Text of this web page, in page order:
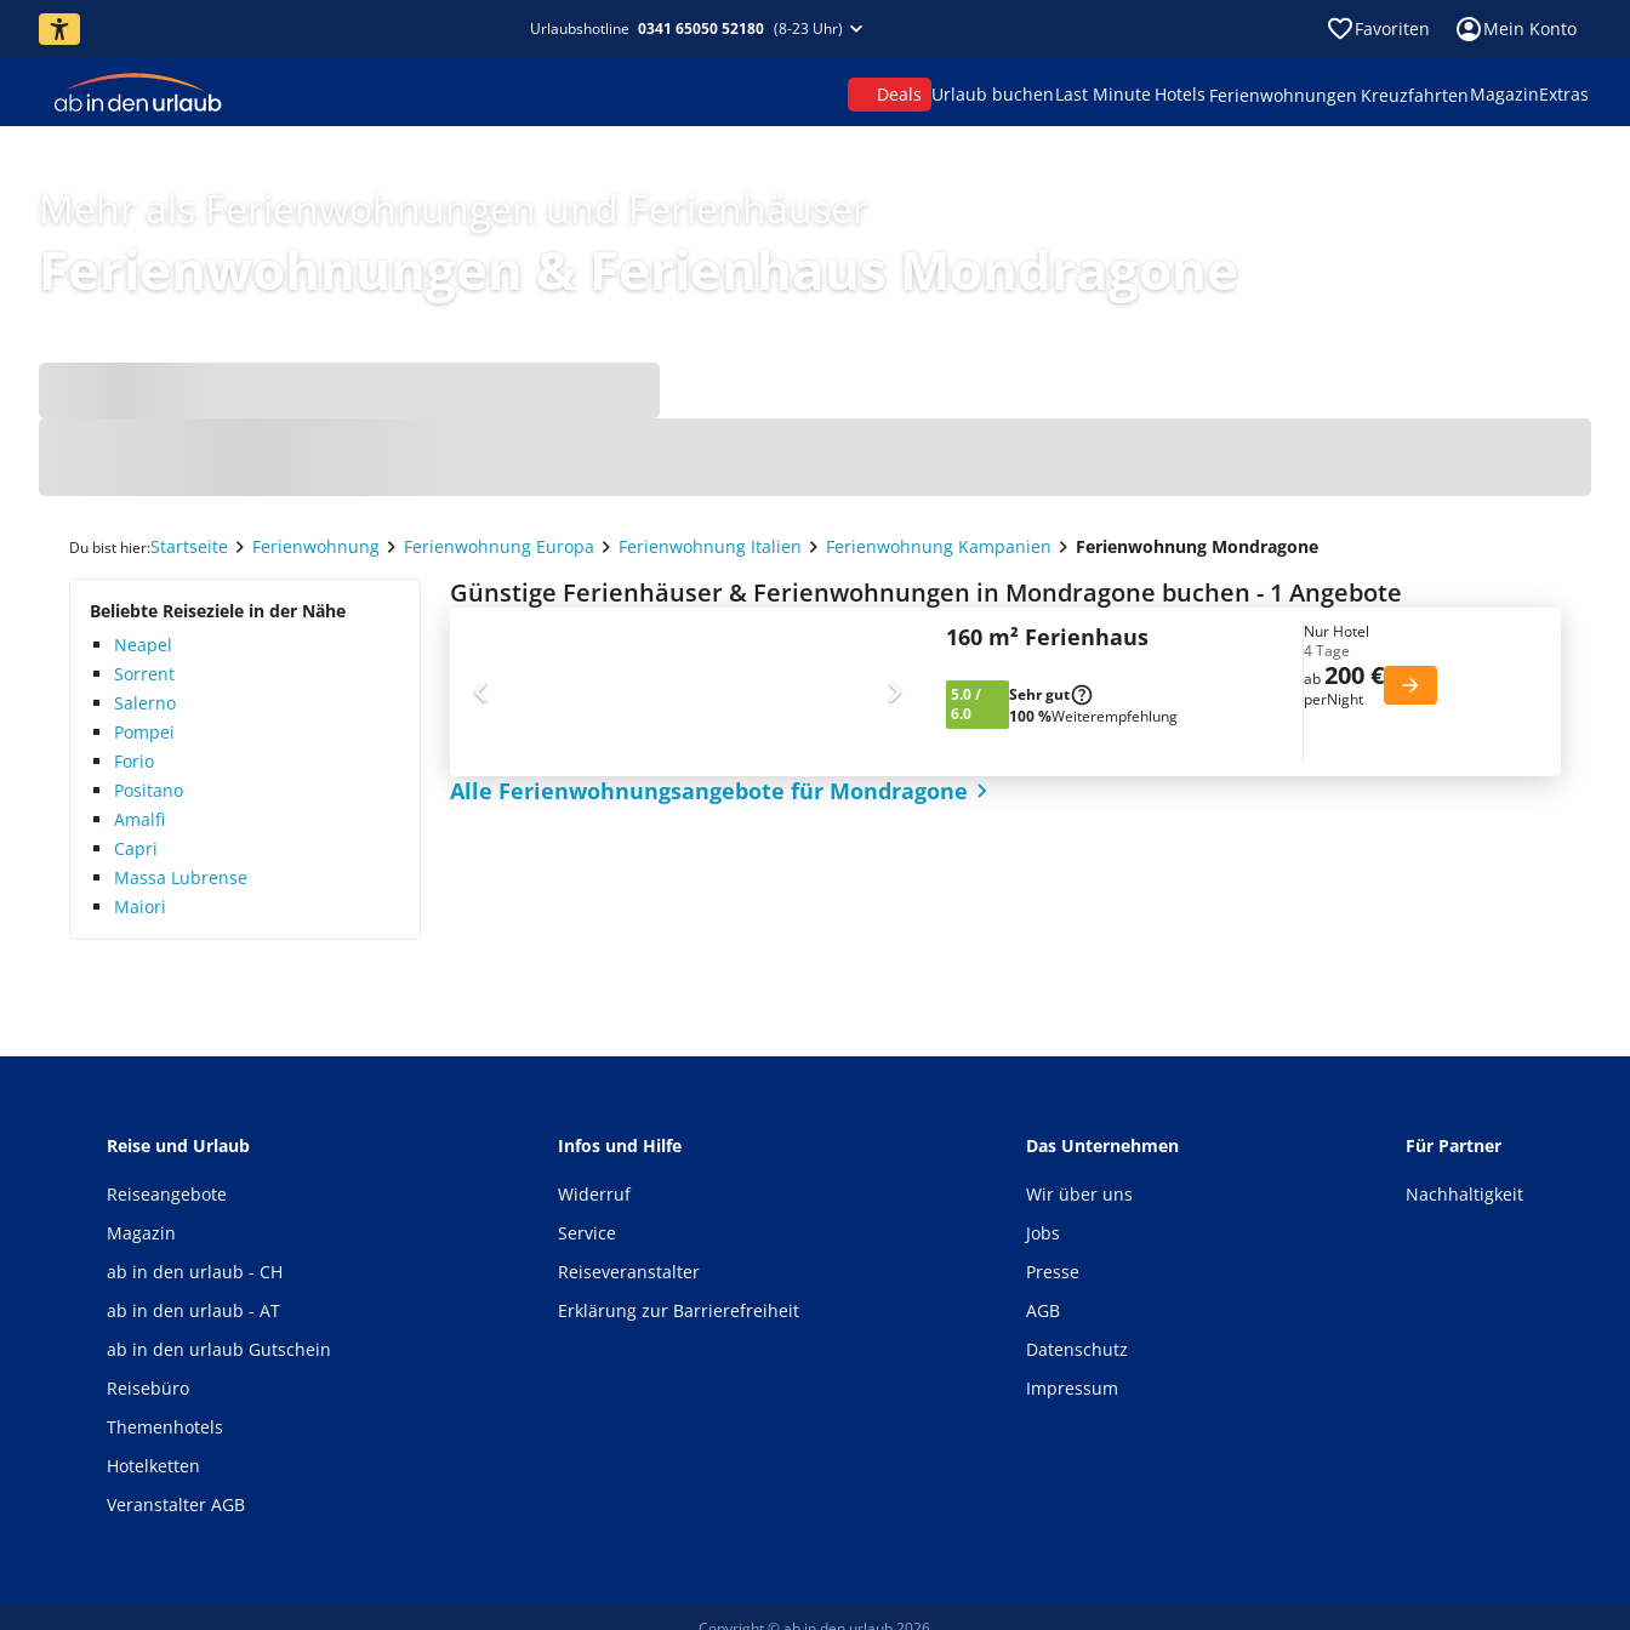
Urlaubshotline 0341 65050 52180 (8-23 Uhr) Favoriten Mein Konto
Deals Urlaub buchenLast Minute Hotels Ferienwohnungen KreuzfahrtenMagazinExtras
Mehr als Ferienwohnungen und Ferienhäuser
Ferienwohnungen & Ferienhaus Mondragone
Du bist hier:Startseite Ferienwohnung Ferienwohnung Europa Ferienwohnung Italien Ferienwohnung Kampanien Ferienwohnung Mondragone
Beliebte Reiseziele in der Nähe
Neapel
Sorrent
Salerno
Pompei
Forio
Positano
Amalfi
Capri
Massa Lubrense
Maiori
Günstige Ferienhäuser & Ferienwohnungen in Mondragone buchen - 1 Angebote
160 m² Ferienhaus
5.0/
6.0
Sehr gut
100 %Weiterempfehlung
Nur Hotel
4 Tage
ab200 €
perNight
Alle Ferienwohnungsangebote für Mondragone
Reise und Urlaub
Reiseangebote
Magazin
ab in den urlaub - CH
ab in den urlaub - AT
ab in den urlaub Gutschein
Reisebüro
Themenhotels
Hotelketten
Veranstalter AGB
Infos und Hilfe
Widerruf
Service
Reiseveranstalter
Erklärung zur Barrierefreiheit
Das Unternehmen
Wir über uns
Jobs
Presse
AGB
Datenschutz
Impressum
Für Partner
Nachhaltigkeit